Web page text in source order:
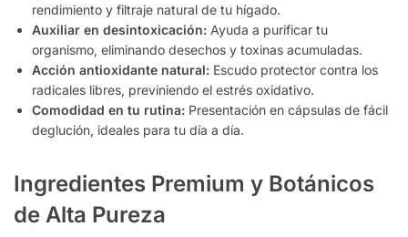
rendimiento y filtraje natural de tu hígado.
Auxiliar en desintoxicación: Ayuda a purificar tu
organismo, eliminando desechos y toxinas acumuladas.
Acción antioxidante natural: Escudo protector contra los
radicales libres, previniendo el estrés oxidativo.
Comodidad en tu rutina: Presentación en cápsulas de fácil
deglución, ideales para tu día a día.
Ingredientes Premium y Botánicos
de Alta Pureza